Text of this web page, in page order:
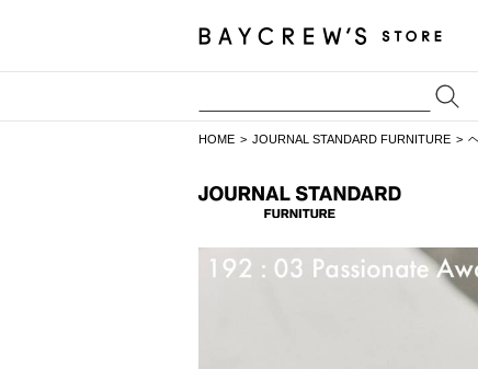
HOME JOURNAL STANDARD FURNITURE